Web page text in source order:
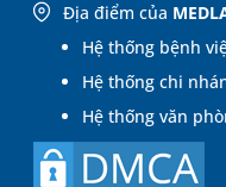
Địa điểm của
Hệ thống bệnh
Hệ thống chi
Hệ thống văn